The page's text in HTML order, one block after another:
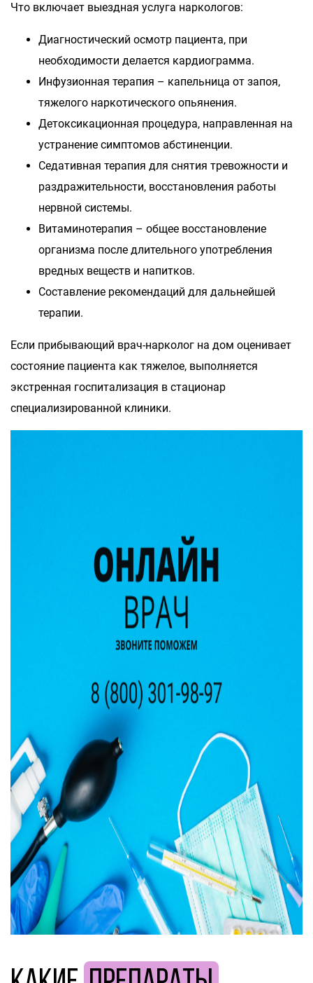
Что включает выездная услуга наркологов:
Диагностический осмотр пациента, при
необходимости делается кардиограмма.
Инфузионная терапия – капельница от запоя,
тяжелого наркотического опьянения.
Детоксикационная процедура, направленная на
устранение симптомов абстиненции.
Седативная терапия для снятия тревожности и
раздражительности, восстановления работы
нервной системы.
Витаминотерапия – общее восстановление
организма после длительного употребления
вредных веществ и напитков.
Составление рекомендаций для дальнейшей
терапии.
Если прибывающий врач-нарколог на дом оценивает
состояние пациента как тяжелое, выполняется
экстренная госпитализация в стационар
специализированной клиники.